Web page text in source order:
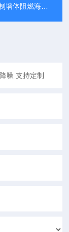
撞材料 实力厂家